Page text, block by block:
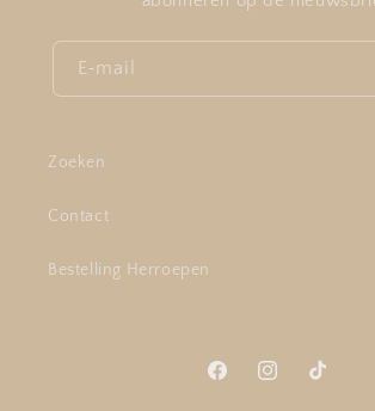
E‑mail
Zoeken
Contact
Bestelling Herroepen
FacebookInstagramTikTok